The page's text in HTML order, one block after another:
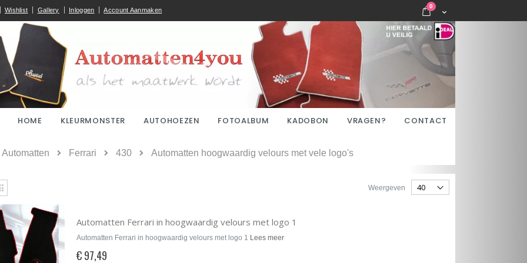
Wishlist Gallery Inloggen Account Aanmaken Cart
0 items
HOME KLEURMONSTER AUTOHOEZEN FOTOALBUM KADOBON VRAGEN? CONTACT
Automatten Ferrari 430 Automatten hoogwaardig velours met vele logo's
Rooster
Weergeven
Automatten Ferrari in hoogwaardig velours met logo 1
Automatten Ferrari in hoogwaardig velours met logo 1 Lees meer
€ 97,49